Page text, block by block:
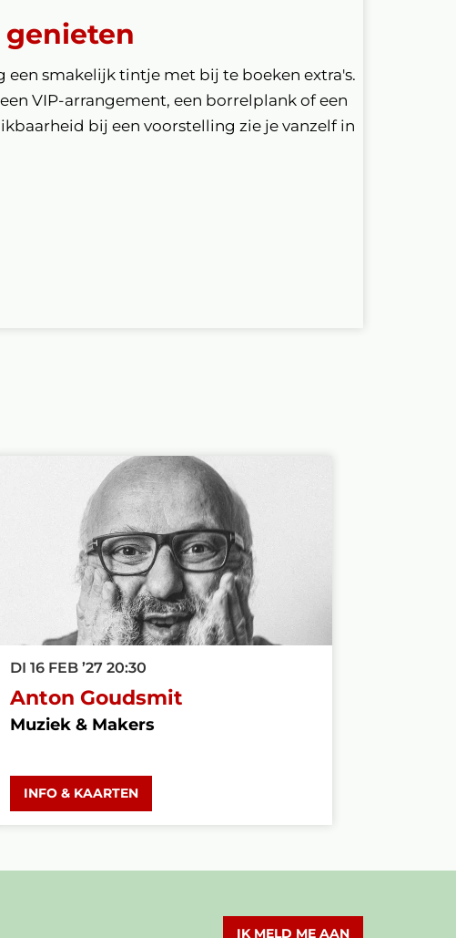
genieten
een smakelijk tintje met bij te boeken extra's.
VIP-arrangement, een borrelplank of een
bij een voorstelling zie je vanzelf in
Anton Goudsmit
Muziek & Makers
DI 16 FEB ’2720:30
INFO & KAARTEN
IK MELD ME AAN